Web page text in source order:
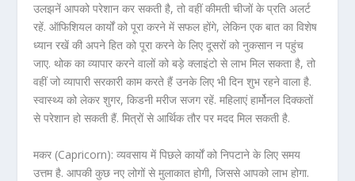
उलझनें आपको परेशान कर सकती है, तो वहीं कीमती चीजों के प्रति अलर्ट
रहें. ऑफिशियल कार्यों को पूरा करने में सफल होंगे, लेकिन एक बात का विशेष
ध्यान रखें की अपने हित को पूरा करने के लिए दूसरों को नुकसान न पहुंच
जाए. थोक का व्यापार करने वालों को बड़े क्लाइंटो से लाभ मिल सकता है, तो
वहीं जो व्यापारी सरकारी काम करते हैं उनके लिए भी दिन शुभ रहने वाला है.
स्वास्थ्य को लेकर शुगर, किडनी मरीज सजग रहें. महिलाएं हार्मोनल दिक्कतों
से परेशान हो सकती हैं. मित्रों से आर्थिक तौर पर मदद मिल सकती है.
मकर (Capricorn): व्यवसाय में पिछले कार्यों को निपटाने के लिए समय
उत्तम है. आपकी कुछ नए लोगों से मुलाकात होगी, जिससे आपको लाभ होगा.